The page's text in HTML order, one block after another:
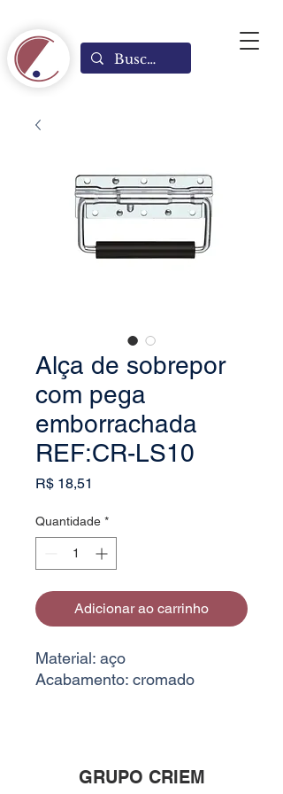
Alça de sobrepor
com pega
emborrachada
REF:CR-LS10
R$ 18,51
Quantidade *
Adicionar ao carrinho
Material: aço
Acabamento: cromado
GRUPO CRIEM